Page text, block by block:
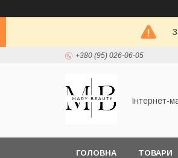
+380 (95) 026-06-05
Інтернет-
ГОЛОВНА ТОВАРИ